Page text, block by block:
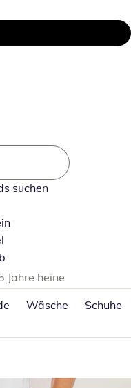
suchen
Jahre heine
Wäsche Schuhe